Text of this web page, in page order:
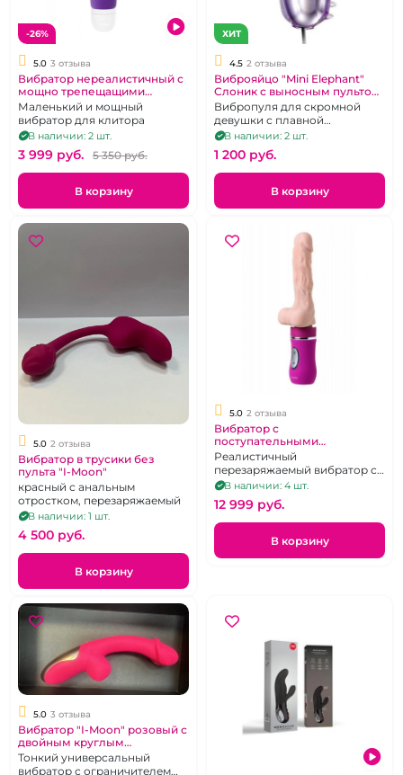
-26%
5.0 3 отзыва
Вибратор нереалистичный с
мощно трепещащими
губками "Fun Factory" Volita
Маленький и мощный
вибратор для клитора
В наличии: 2 шт.
3 999 pуб. 5 350 pуб.
В корзину
ХИТ
4.5 2 отзыва
Виброяйцо "Mini Elephant"
Слоник с выносным пультом
управления на батарейках
Вибропуля для скромной
девушки с плавной
регулировкой вибрации.
В наличии: 2 шт.
1 200 pуб.
В корзину
5.0 2 отзыва
Вибратор в трусики без
пульта "I-Moon"
красный с анальным
отростком, перезаряжаемый
В наличии: 1 шт.
4 500 pуб.
В корзину
5.0 2 отзыва
Вибратор с
поступательными
движениями "Ailighter"
фиолетовая ручка
реалистичный
Реалистичный
перезаряжаемый вибратор с
функцией "Up-Daun" и
удобной рукоятью.
В наличии: 4 шт.
12 999 pуб.
В корзину
5.0 3 отзыва
Вибратор "I-Moon" розовый с
двойным круглым
клиторальным
стимулятором
Тонкий универсальный
вибратор с ограничителем